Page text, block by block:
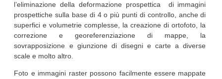
l’eliminazione della deformazione prospettica di immagini
prospettiche sulla base di 4 o più punti di controllo, anche di
superfici e volumetrie complesse, la creazione di ortofoto, la
correzione e georeferenziazione di mappe, la
sovrapposizione e giunzione di disegni e carte a diverse
scale e molto altro.
Foto e immagini raster possono facilmente essere mappate